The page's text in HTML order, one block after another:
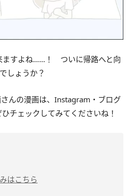
ますよね……！ ついに帰路へと向
しょうか？
んの漫画は、Instagram・ブログ
チェックしてみてくださいね！
はこちら